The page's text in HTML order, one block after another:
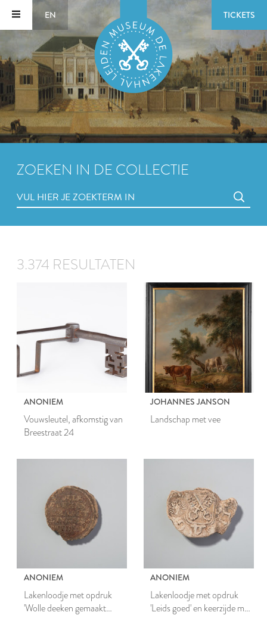
EN TICKETS
ZOEKEN IN DE COLLECTIE
3.374 RESULTATEN
ANONIEM
Vouwsleutel, afkomstig van
Breestraat 24
JOHANNES JANSON
Landschap met vee
ANONIEM
Lakenloodje met opdruk
'Wolle deeken gemaakt
ANONIEM
Lakenloodje met opdruk
'Leids goed' en keerzijde met